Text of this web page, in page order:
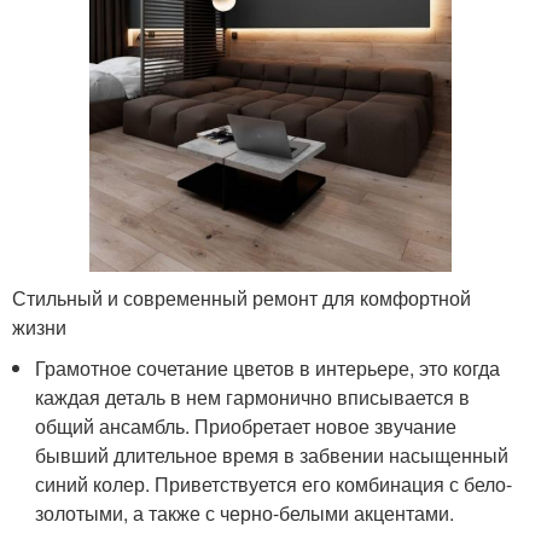
Стильный и современный ремонт для комфортной
жизни
Грамотное сочетание цветов в интерьере, это когда
каждая деталь в нем гармонично вписывается в
общий ансамбль. Приобретает новое звучание
бывший длительное время в забвении насыщенный
синий колер. Приветствуется его комбинация с бело-
золотыми, а также с черно-белыми акцентами.